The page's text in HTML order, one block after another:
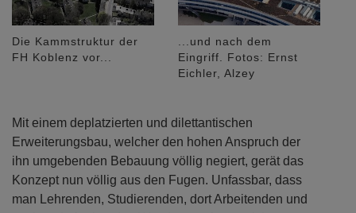
Die Kammstruktur der
FH Koblenz vor...
...und nach dem
Eingriff. Fotos: Ernst
Eichler, Alzey
Mit einem deplatzierten und dilettantischen
Erweiterungsbau, welcher den hohen Anspruch der
ihn umgebenden Bebauung völlig negiert, gerät das
Konzept nun völlig aus den Fugen. Unfassbar, dass
man Lehrenden, Studierenden, dort Arbeitenden und